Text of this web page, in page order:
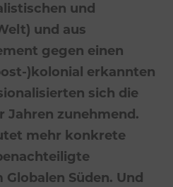
und
und aus
gegen einen
)kolonial erkannten
sich die
Jahren zunehmend.
mehr konkrete
Süden. Und